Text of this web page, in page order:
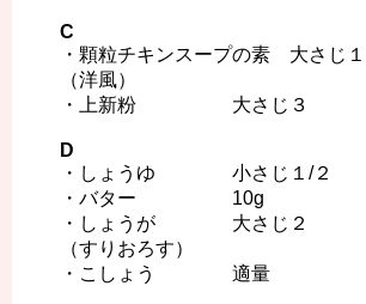
C
・顆粒チキンスープの素 大さじ１
（洋風）
・上新粉 大さじ３
D
・しょうゆ 小さじ１/２
・バター 10g
・しょうが 大さじ２
（すりおろす）
・こしょう 適量